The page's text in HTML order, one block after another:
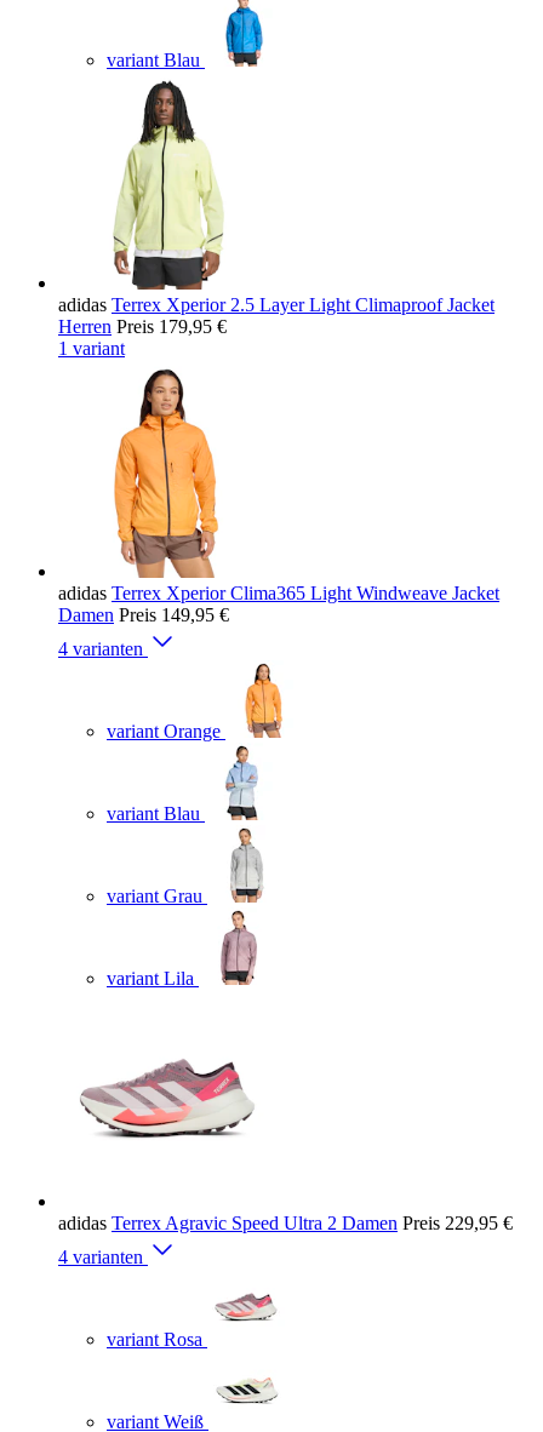
variant Blau
adidas Terrex Xperior 2.5 Layer Light Climaproof Jacket
Herren Preis 179,95 €
1 variant
adidas Terrex Xperior Clima365 Light Windweave Jacket
Damen Preis 149,95 €
4 varianten
variant Orange
variant Blau
variant Grau
variant Lila
adidas Terrex Agravic Speed Ultra 2 Damen Preis 229,95 €
4 varianten
variant Rosa
variant Weiß